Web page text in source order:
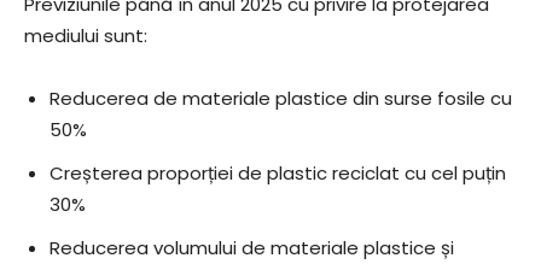
mediului sunt:
Reducerea de materiale plastice din surse fosile cu
50%
Creșterea proporției de plastic reciclat cu cel puțin
30%
Reducerea volumului de materiale plastice și